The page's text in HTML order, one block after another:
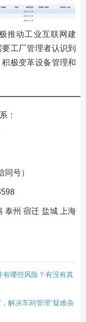
推动工业互联网建
工厂管理者认识到
极变革设备管理和
：
号）
泰州 宿迁 盐城 上海
有哪些风险？有没有真
解决车间管理“疑难杂